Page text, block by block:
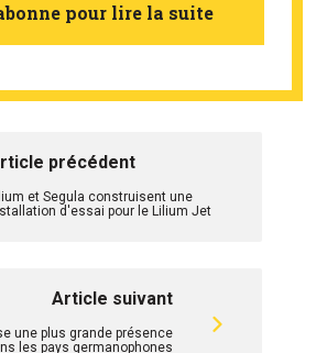
pour lire la suite
précédent
et Segula construisent une
d'essai pour le Lilium Jet
Article suivant
une plus grande présence
les pays germanophones